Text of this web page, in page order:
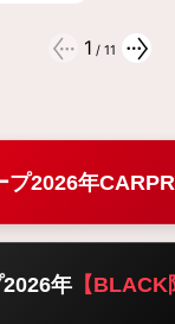
1 / 11
プ2026年
年【BLACK